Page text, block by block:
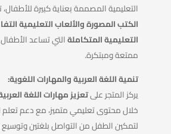
التعليمية المصممة بعناية كبيرة
الكتب المصورة والألعاب التعليمية
التعليمية المتكاملةالتي تساعد
ممتعة ومبتكرة.
تنمية اللغة العربية والمهارات اللغوية:
يركز المتجر علىتعزيز مهارات اللغة
خلال محتوى تعليمي متميز، مع دعم تعلم
لتمكين الطفل من التواصل بلغتين وتوسيع